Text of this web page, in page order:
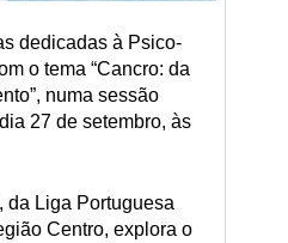
dedicadas à Psico-
o tema “Cancro: da
numa sessão
27 de setembro, às
da Liga Portuguesa
Centro, explora o